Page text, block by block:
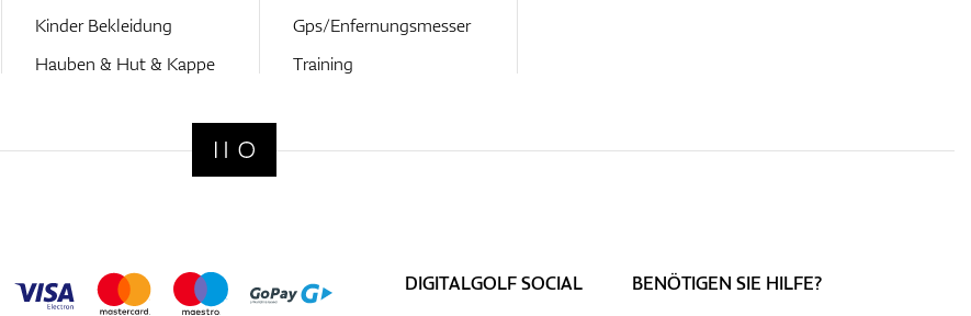
Kinder Bekleidung
Hauben & Hut & Kappe
Gps/Enfernungsmesser
Training
DIGITALGOLF SOCIAL
BENÖTIGEN SIE HILFE?